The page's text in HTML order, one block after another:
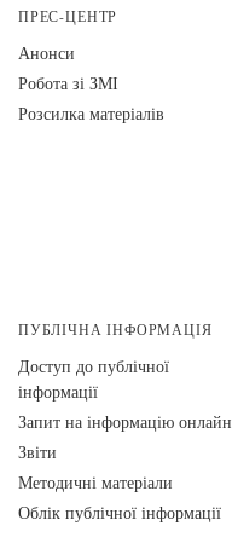
ПРЕС-ЦЕНТР
Анонси
Робота зі ЗМІ
Розсилка матеріалів
ПУБЛІЧНА ІНФОРМАЦІЯ
Доступ до публічної
інформації
Запит на інформацію онлайн
Звіти
Методичні матеріали
Облік публічної інформації